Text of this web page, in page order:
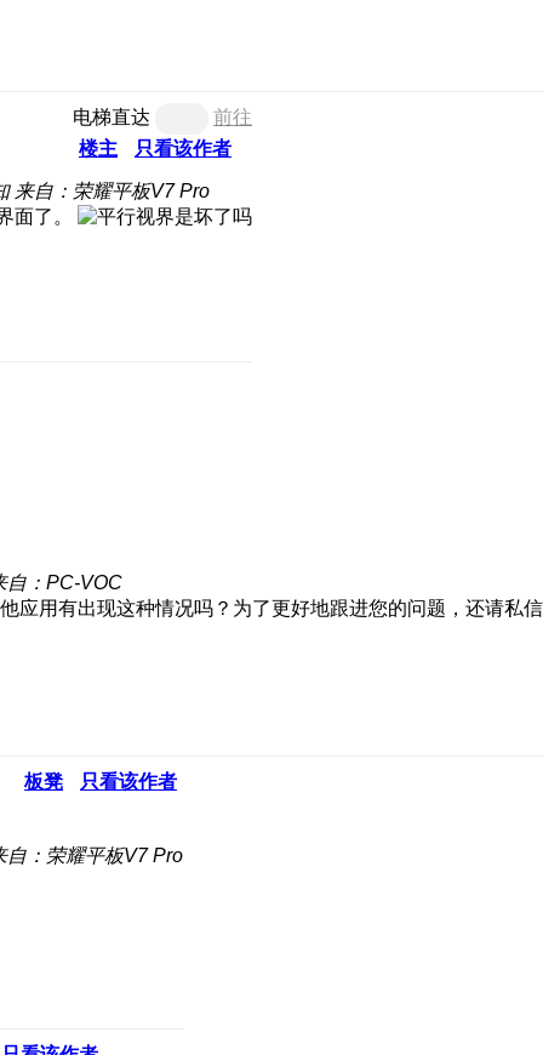
电梯直达
前往
楼主
只看该作者
来自：荣耀平板V7 Pro
面了。
自：PC-VOC
应用有出现这种情况吗？为了更好地跟进您的问题，还请私
板凳 只看该作者
自：荣耀平板V7 Pro